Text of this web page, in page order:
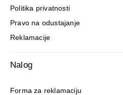
Politika privatnosti
Pravo na odustajanje
Reklamacije
Nalog
Forma za reklamaciju